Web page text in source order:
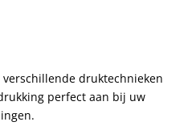
druktechnieken
perfect aan bij uw